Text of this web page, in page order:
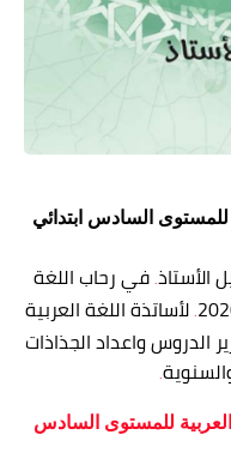
للمستوى السادس ابتدائي
الأستاذ في رحاب اللغة
لأساتذة اللغة العربية
الدروس واعداد الجذاذات
للمستوى السادس